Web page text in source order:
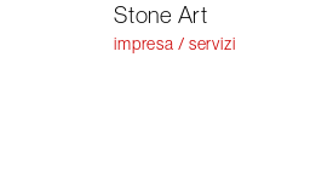
Stone Art
impresa / servizi